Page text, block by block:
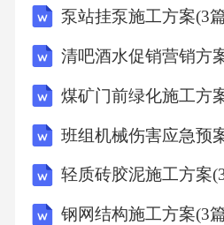
情况，确保施工现场通风良
施工负责人应办理动火作
关部门审批。六、动火作业
动火作业前，施工负责人应
域，并设立警示标志，禁止
火作业过程中，施工负责人
场安全监督，确保动火作
泵站挂泵施工方案(3
清吧酒水促销营销方
煤矿门前绿化施工方
班组机械伤害应急预
轻质砖胶泥施工方案
钢网结构施工方案(3